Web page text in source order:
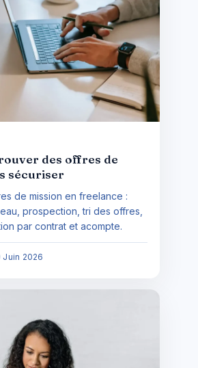
des offres de
sécuriser
de mission en freelance :
prospection, tri des offres,
par contrat et acompte.
Juin 2026